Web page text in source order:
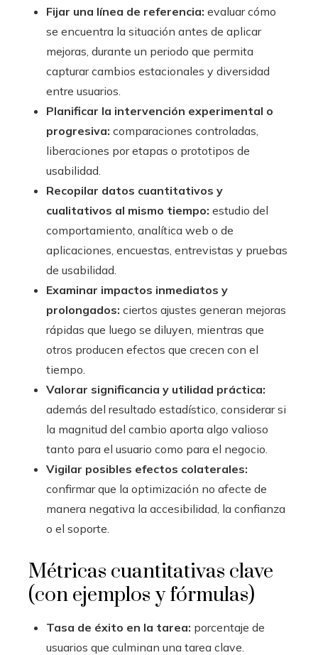
Fijar una línea de referencia: evaluar cómo
se encuentra la situación antes de aplicar
mejoras, durante un periodo que permita
capturar cambios estacionales y diversidad
entre usuarios.
Planificar la intervención experimental o
progresiva: comparaciones controladas,
liberaciones por etapas o prototipos de
usabilidad.
Recopilar datos cuantitativos y
cualitativos al mismo tiempo: estudio del
comportamiento, analítica web o de
aplicaciones, encuestas, entrevistas y pruebas
de usabilidad.
Examinar impactos inmediatos y
prolongados: ciertos ajustes generan mejoras
rápidas que luego se diluyen, mientras que
otros producen efectos que crecen con el
tiempo.
Valorar significancia y utilidad práctica:
además del resultado estadístico, considerar si
la magnitud del cambio aporta algo valioso
tanto para el usuario como para el negocio.
Vigilar posibles efectos colaterales:
confirmar que la optimización no afecte de
manera negativa la accesibilidad, la confianza
o el soporte.
Métricas cuantitativas clave
(con ejemplos y fórmulas)
Tasa de éxito en la tarea: porcentaje de
usuarios que culminan una tarea clave.